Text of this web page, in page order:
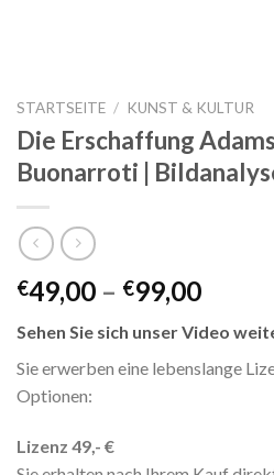
STARTSEITE / KUNST & KULTUR
Die Erschaffung
Buonarroti |
€49,00 – €99,00
Sehen Sie sich unser Video
Sie erwerben eine lebenslange
Optionen:
Lizenz 49,- €